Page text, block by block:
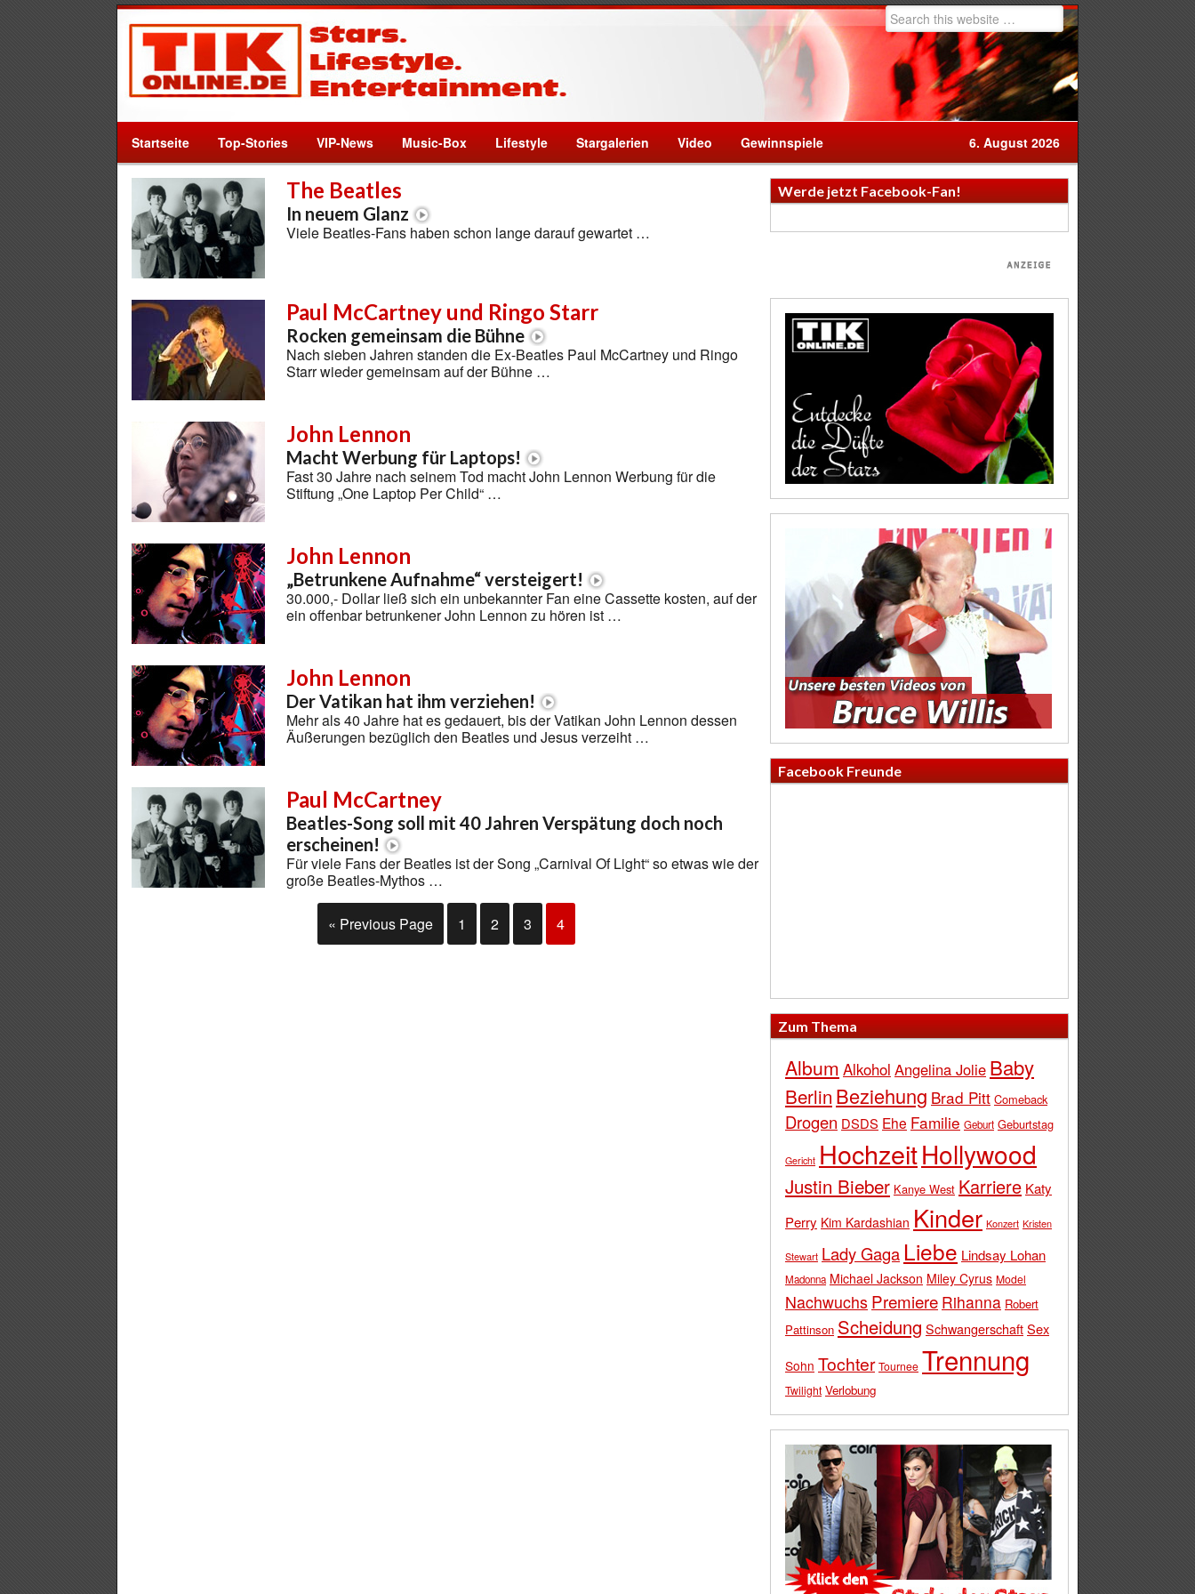
Startseite Top-Stories VIP-News Music-Box Lifestyle Stargalerien Video Gewinnspiele 6. August 2026
The Beatles
In neuem Glanz
Viele Beatles-Fans haben schon lange darauf gewartet …
Paul McCartney und Ringo Starr
Rocken gemeinsam die Bühne
Nach sieben Jahren standen die Ex-Beatles Paul McCartney und Ringo
Starr wieder gemeinsam auf der Bühne …
John Lennon
Macht Werbung für Laptops!
Fast 30 Jahre nach seinem Tod macht John Lennon Werbung für die
Stiftung „One Laptop Per Child“ …
John Lennon
„Betrunkene Aufnahme“ versteigert!
30.000,- Dollar ließ sich ein unbekannter Fan eine Cassette kosten, auf der
ein offenbar betrunkener John Lennon zu hören ist …
John Lennon
Der Vatikan hat ihm verziehen!
Mehr als 40 Jahre hat es gedauert, bis der Vatikan John Lennon dessen
Äußerungen bezüglich den Beatles und Jesus verzeiht …
Paul McCartney
Beatles-Song soll mit 40 Jahren Verspätung doch noch
erscheinen!
Für viele Fans der Beatles ist der Song „Carnival Of Light“ so etwas wie der
große Beatles-Mythos …
« Previous Page 1 2 3 4
Werde jetzt Facebook-Fan!
Facebook Freunde
Zum Thema
Album Alkohol Angelina Jolie Baby
Berlin Beziehung Brad Pitt Comeback
Drogen DSDS Ehe Familie Geburt Geburtstag
Gericht HochzeitHollywood
Justin Bieber Kanye West Karriere Katy
Perry Kim Kardashian Kinder Konzert Kristen
Stewart Lady Gaga Liebe Lindsay Lohan
Madonna Michael Jackson Miley Cyrus Model
Nachwuchs Premiere Rihanna Robert
Pattinson Scheidung SchwangerschaftSex
Sohn Tochter Tournee Trennung
Twilight Verlobung